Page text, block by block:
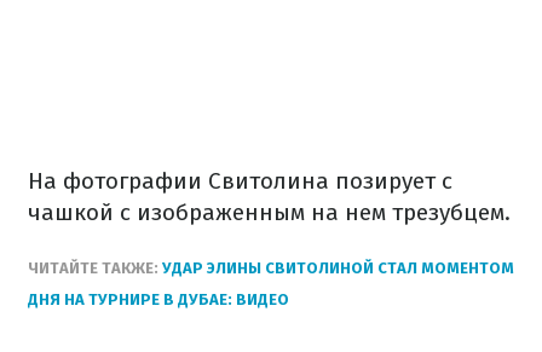
На фотографии Свитолина позирует с
чашкой с изображенным на нем трезубцем.
ЧИТАЙТЕ ТАКЖЕ: УДАР ЭЛИНЫ СВИТОЛИНОЙ СТАЛ МОМЕНТОМ
ДНЯ НА ТУРНИРЕ В ДУБАЕ: ВИДЕО